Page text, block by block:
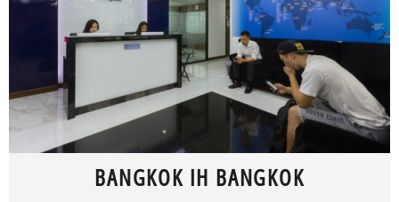
BANGKOK IH BANGKOK